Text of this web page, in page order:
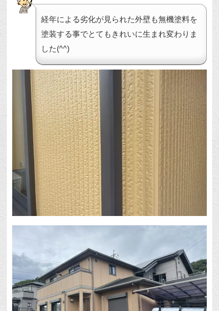
経年による劣化が見られた外壁も無機塗料を
塗装する事でとてもきれいに生まれ変わりま
した(^^)